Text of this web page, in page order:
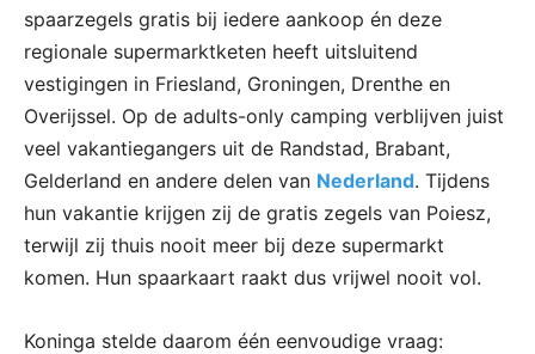
spaarzegels gratis bij iedere aankoop én deze
regionale supermarktketen heeft uitsluitend
vestigingen in Friesland, Groningen, Drenthe en
Overijssel. Op de adults-only camping verblijven juist
veel vakantiegangers uit de Randstad, Brabant,
Gelderland en andere delen van Nederland. Tijdens
hun vakantie krijgen zij de gratis zegels van Poiesz,
terwijl zij thuis nooit meer bij deze supermarkt
komen. Hun spaarkaart raakt dus vrijwel nooit vol.
Koninga stelde daarom één eenvoudige vraag: